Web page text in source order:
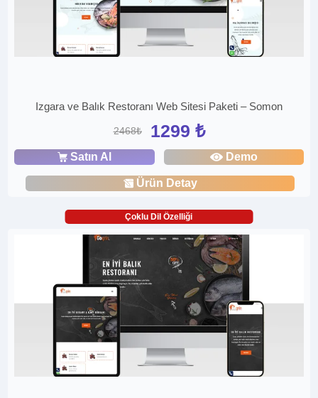
Izgara ve Balık Restoranı Web Sitesi Paketi – Somon
2468₺ 1299 ₺
Satın Al Demo
Ürün Detay
Çoklu Dil Özelliği